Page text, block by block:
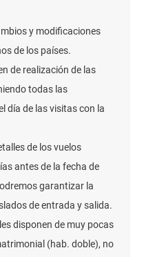
y modificaciones
de los países.
de realización de las
todas las
día de las visitas con la
de los vuelos
antes de la fecha de
garantizar la
de entrada y salida.
disponen de muy pocas
(hab. doble), no